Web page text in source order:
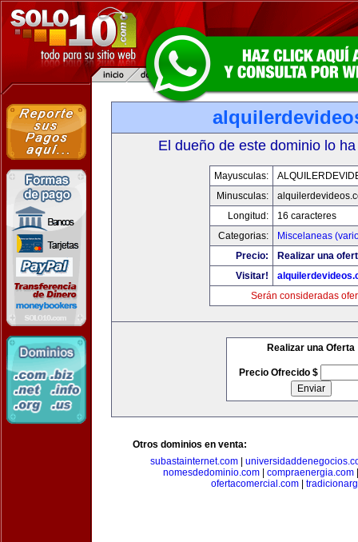
El dueño de este dominio lo
Mayusculas:
Minusculas:
Longitud:
16 caracteres
Categorias:
Miscelaneas
Precio:
Realizar una
Visitar!
Serán consideradas
Realizar una Oferta
Precio Ofrecido $
Otros dominios en venta:
subastainternet.com|
nomesdedominio.com| compraenergia.com
ofertacomercial.com